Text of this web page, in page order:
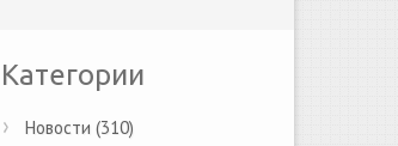
Категории
Новости (310)